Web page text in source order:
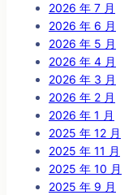
2026 年 7 月
2026 年 6 月
2026 年 5 月
2026 年 4 月
2026 年 3 月
2026 年 2 月
2026 年 1 月
2025 年 12 月
2025 年 11 月
2025 年 10 月
2025 年 9 月